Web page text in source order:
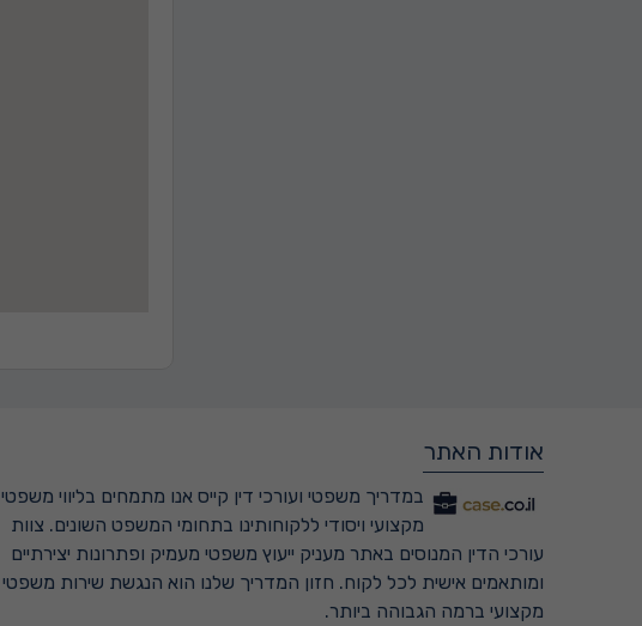
אודות האתר
במדריך משפטי ועורכי דין קייס אנו מתמחים בליווי משפטי
מקצועי ויסודי ללקוחותינו בתחומי המשפט השונים. צוות
עורכי הדין המנוסים באתר מעניק ייעוץ משפטי מעמיק ופתרונות יצירתיים
ומותאמים אישית לכל לקוח. חזון המדריך שלנו הוא הנגשת שירות משפטי
מקצועי ברמה הגבוהה ביותר.